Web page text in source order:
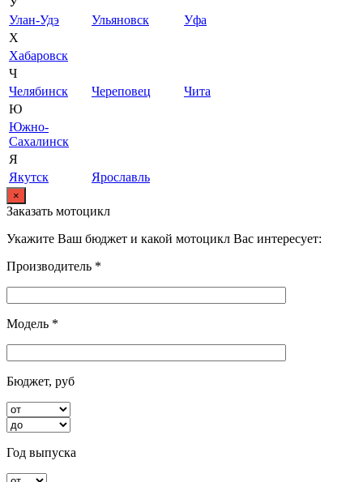
Улан-Удэ
Ульяновск
Уфа
Х
Хабаровск
Ч
Челябинск
Череповец
Чита
Ю
Южно-
Сахалинск
Я
Якутск
Ярославль
×
Заказать мотоцикл
Укажите Ваш бюджет и какой мотоцикл Вас интересует:
Производитель *
Модель *
Бюджет, руб
Год выпуска